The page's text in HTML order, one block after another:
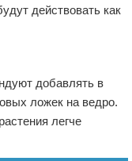
действовать как
добавлять в
ложек на ведро.
легче